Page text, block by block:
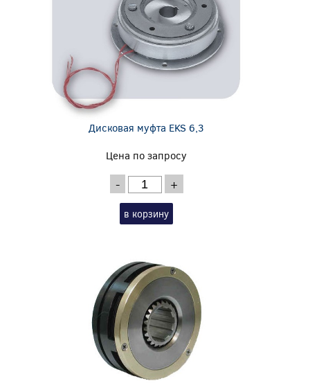
Дисковая муфта EKS 6,3
Цена по запросу
- +
в корзину